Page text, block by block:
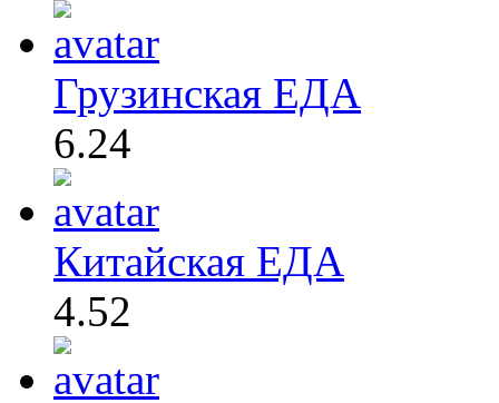
Грузинская ЕДА
6.24
Китайская ЕДА
4.52